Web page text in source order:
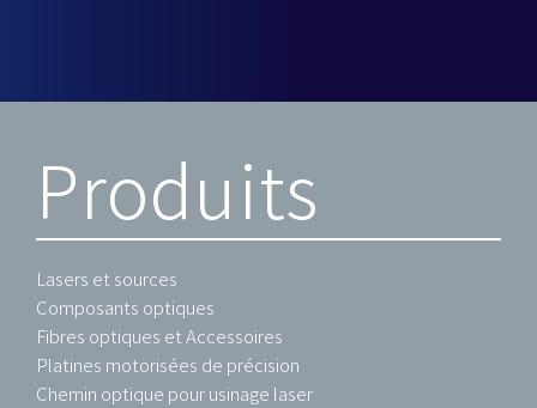
Produits
Lasers et sources
Composants optiques
Fibres optiques et Accessoires
Platines motorisées de précision
Chemin optique pour usinage laser